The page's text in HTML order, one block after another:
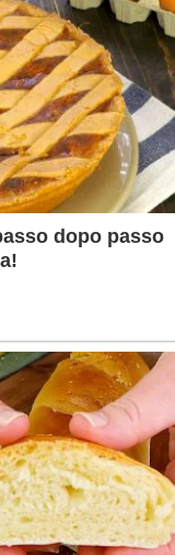
dopo passo